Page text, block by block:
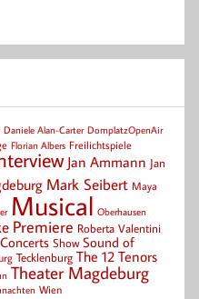
Daniele Alan-Carter DomplatzOpenAir
Florian Albers Freilichtspiele
Jan Ammann Jan
Mark Seibert Maya
Musical Oberhausen
Premiere Roberta Valentini
Show Sound of
Tecklenburg The 12 Tenors
Theater Magdeburg
Wien